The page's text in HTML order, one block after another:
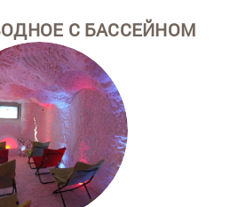
С БАССЕЙНОМ